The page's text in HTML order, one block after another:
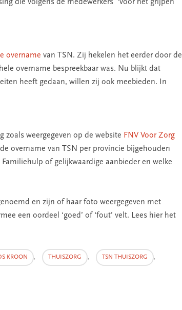
die volgens de medewerkers ‘voor het grijpen
overname van TSN. Zij hekelen het eerder door de
overname bespreekbaar was. Nu blijkt dat
heeft gedaan, willen zij ook meebieden. In
zoals weergegeven op de website FNV Voor Zorg
overname van TSN per provincie bijgehouden
of gelijkwaardige aanbieder en welke
en zijn of haar foto weergegeven met
een oordeel ‘goed’ of ‘fout’ velt. Lees hier het
KROON , THUISZORG , TSN THUISZORG ,
‘Met een integrale aanpak